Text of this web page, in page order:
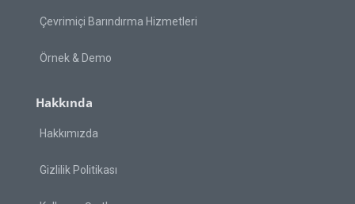
Çevrimiçi Barındırma Hizmetleri
Örnek & Demo
Hakkında
Hakkımızda
Gizlilik Politikası